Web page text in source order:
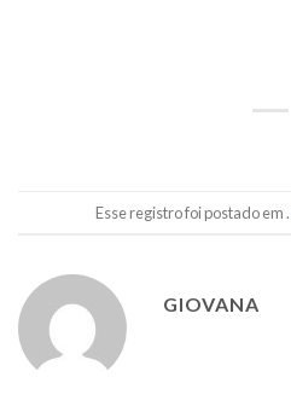
Esse registro foi postado em .
GIOVANA